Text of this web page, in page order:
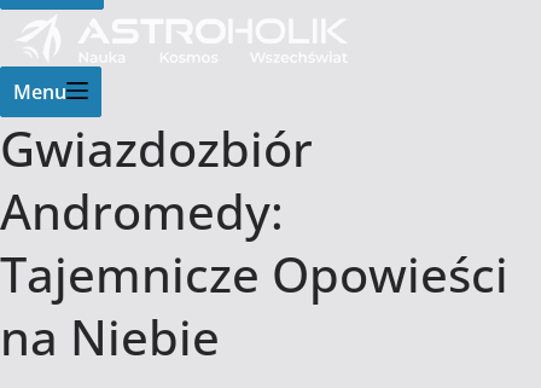
Menu
Gwiazdozbiór
Andromedy:
Tajemnicze Opowieści
na Niebie